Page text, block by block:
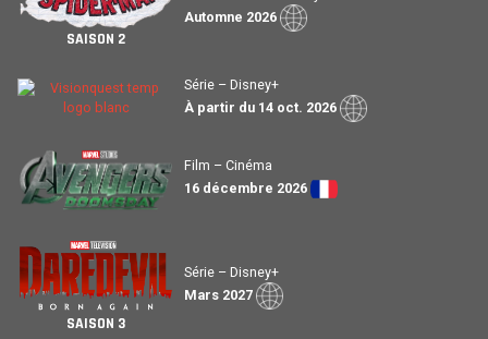
SAISON 2
Automne 2026
Série – Disney+
À partir du 14 oct. 2026
Film – Cinéma
16 décembre 2026
SAISON 3
Série – Disney+
Mars 2027